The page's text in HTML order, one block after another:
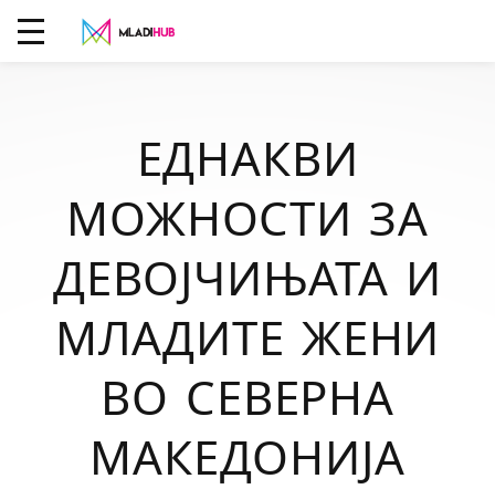
ЕДНАКВИ
МОЖНОСТИ ЗА
ДЕВОЈЧИЊАТА И
МЛАДИТЕ ЖЕНИ
ВО СЕВЕРНА
МАКЕДОНИЈА